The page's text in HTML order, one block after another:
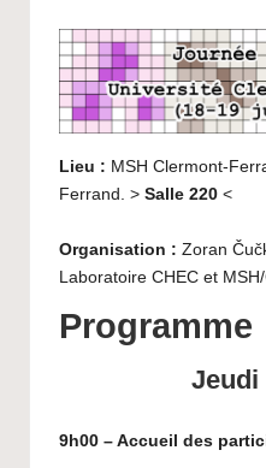
Lieu : MSH Clermont-
Ferrand. > Salle 220 <
Organisation : Zoran
Laboratoire CHEC et
Programme
Jeudi
9h00 – Accueil des